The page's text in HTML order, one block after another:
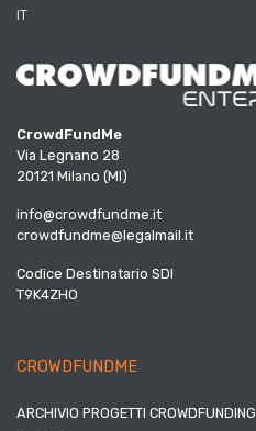
IT
CrowdFundMe
Via Legnano 28
20121 Milano (MI)
info@crowdfundme.it
crowdfundme@legalmail.it
Codice Destinatario SDI
T9K4ZHO
CROWDFUNDME
ARCHIVIO PROGETTI CROWDFUNDING